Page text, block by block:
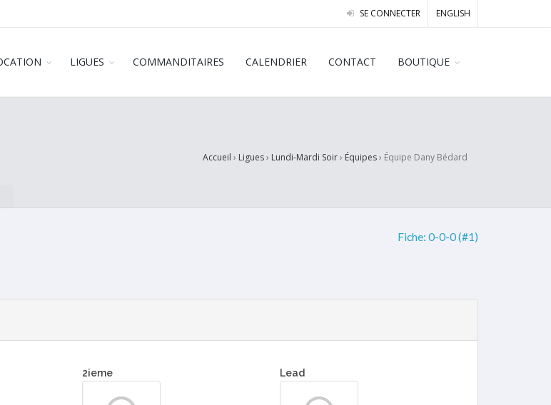
SE CONNECTER ENGLISH
LIGUES COMMANDITAIRES CALENDRIER CONTACT BOUTIQUE
Accueil › Ligues› Lundi-Mardi Soir› Équipes› Équipe Dany Bédard
Fiche: 0-0-0 (#1)
2ieme Lead